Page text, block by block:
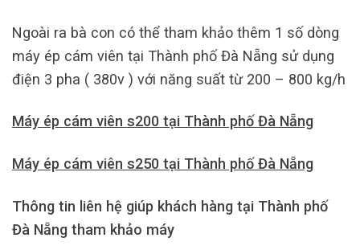
Ngoài ra bà con có thể tham khảo thêm 1 số dòng
máy ép cám viên tại Thành phố Đà Nẵng sử dụng
điện 3 pha ( 380v ) với năng suất từ 200 – 800 kg/h
Máy ép cám viên s200 tại Thành phố Đà Nẵng
Máy ép cám viên s250 tại Thành phố Đà Nẵng
Thông tin liên hệ giúp khách hàng tại Thành phố
Đà Nẵng tham khảo máy